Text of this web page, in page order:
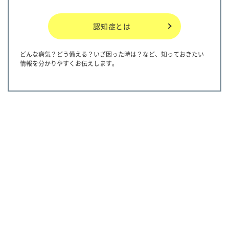
認知症とは
どんな病気？どう備える？いざ困った時は？など、知っておきたい
情報を分かりやすくお伝えします。